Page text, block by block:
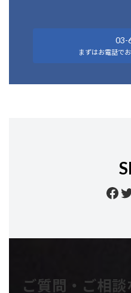
03-
まずはお電話で
ご質問・ご相